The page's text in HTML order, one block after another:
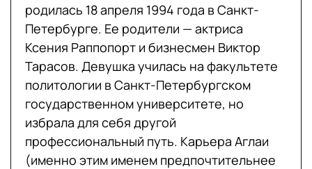
родилась 18 апреля 1994 года в Санкт-
Петербурге. Ее родители — актриса
Ксения Раппопорт и бизнесмен Виктор
Тарасов. Девушка училась на факультете
политологии в Санкт-Петербургском
государственном университете, но
избрала для себя другой
профессиональный путь. Карьера Аглаи
(именно этим именем предпочтительнее